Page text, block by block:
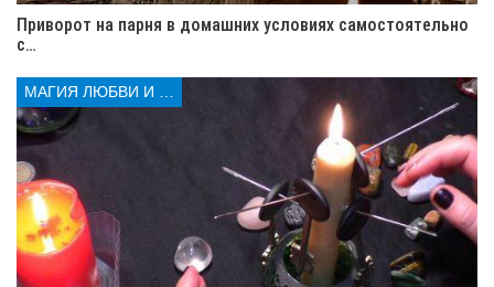
Водолеи, вы всегда готовы к неожиданностям.
Особенно к новым встречам. Ваше обаяние
Встречи для вас — шанс узнать новое.
Когда Венера ретроградная, могут возникать
неожиданные повороты. Кто-то из старых знакомых
вернется. Или появится человек с общими интересами.
Водолеи всегда открыты для общения. Это делает их
интересными.
Вы часто становитесь центром внимания на
Приворот на парня в домашних условиях самостоятельно
с…